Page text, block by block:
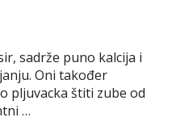
sadrže puno kalcija i
Oni također
pljuvacka štiti zube od
…